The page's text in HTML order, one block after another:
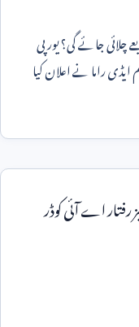
کیا البانیہ میں حکومت اب اے آئی وزیر کے ذریعے چلائی جائے گی؟ یورپی
ایڈی راما نے اعلان کیا